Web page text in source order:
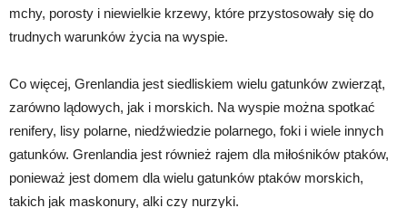
mchy, porosty i niewielkie krzewy, które przystosowały się do
trudnych warunków życia na wyspie.
Co więcej, Grenlandia jest siedliskiem wielu gatunków zwierząt,
zarówno lądowych, jak i morskich. Na wyspie można spotkać
renifery, lisy polarne, niedźwiedzie polarnego, foki i wiele innych
gatunków. Grenlandia jest również rajem dla miłośników ptaków,
ponieważ jest domem dla wielu gatunków ptaków morskich,
takich jak maskonury, alki czy nurzyki.